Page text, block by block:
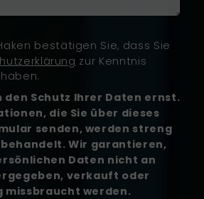
bestätigen Sie, dass Sie
zur Kenntnis
den Schutz Ihrer Daten ernst.
die Sie über dieses
senden, werden streng
Wir garantieren,
Daten nicht an
verkauft oder
missbraucht werden.